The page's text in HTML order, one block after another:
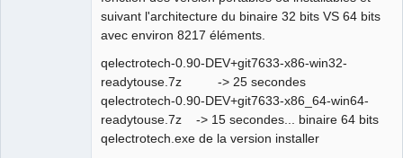
suivant l'architecture du binaire 32 bits VS 64 bits
avec environ 8217 éléments.
qelectrotech-0.90-DEV+git7633-x86-win32-
readytouse.7z -> 25 secondes
qelectrotech-0.90-DEV+git7633-x86_64-win64-
readytouse.7z -> 15 secondes... binaire 64 bits
qelectrotech.exe de la version installer